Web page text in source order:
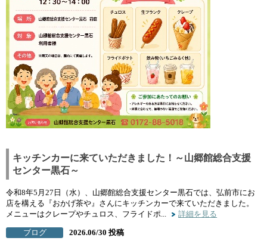
キッチンカーに来ていただきました！～山郷館総合支援
センター黒石～
令和8年5月27日（水）、山郷館総合支援センター黒石では、弘前市にお
店を構える『おかげ茶や』さんにキッチンカーで来ていただきました。
メニューはクレープやチュロス、フライドポ...
詳細を見る
ブログ 2026.06/30 投稿